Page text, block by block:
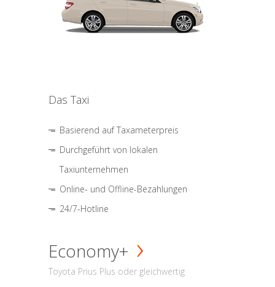
Das Taxi
Basierend auf Taxameterpreis
Durchgeführt von lokalen
Taxiunternehmen
Online- und Offline-Bezahlungen
24/7-Hotline
Economy+
Toyota Prius Plus oder gleichwertig